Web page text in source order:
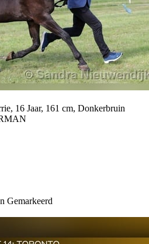
16 Jaar, 161 cm, Donkerbruin
Gemarkeerd